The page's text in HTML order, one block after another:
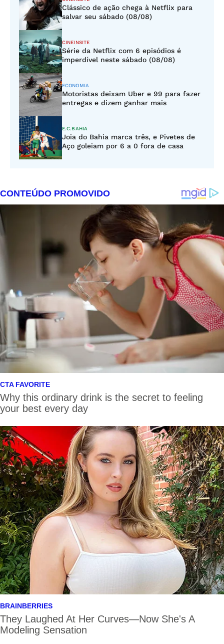
Clássico de ação chega à Netflix para
salvar seu sábado (08/08)
CINEINSITE
Série da Netflix com 6 episódios é
imperdível neste sábado (08/08)
ECONOMIA
Motoristas deixam Uber e 99 para fazer
entregas e dizem ganhar mais
E.C.BAHIA
Joia do Bahia marca três, e Pivetes de
Aço goleiam por 6 a 0 fora de casa